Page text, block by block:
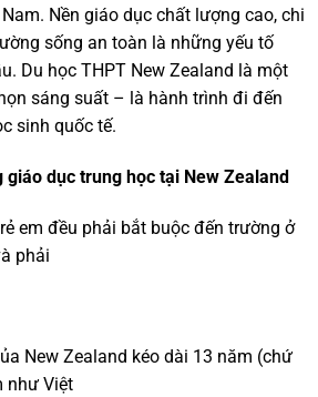
Nền giáo dục chất lượng cao, chi
sống an toàn là những yếu tố
Du học THPT New Zealand là một
sáng suất – là hành trình đi đến
sinh quốc tế.
dục trung học tại New Zealand
em đều phải bắt buộc đến trường ở
phải
New Zealand kéo dài 13 năm (chứ
như Việt